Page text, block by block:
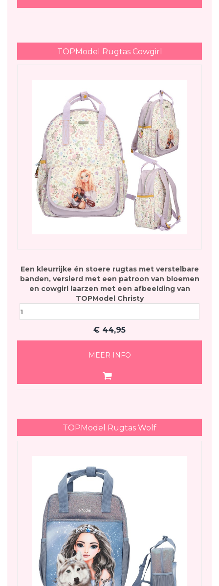
TOPModel Rugtas Cowgirl
Een kleurrijke én stoere rugtas met verstelbare
banden, versierd met een patroon van bloemen
en cowgirl laarzen met een afbeelding van
TOPModel Christy
€ 44,95
MEER INFO
TOPModel Rugtas Wolf